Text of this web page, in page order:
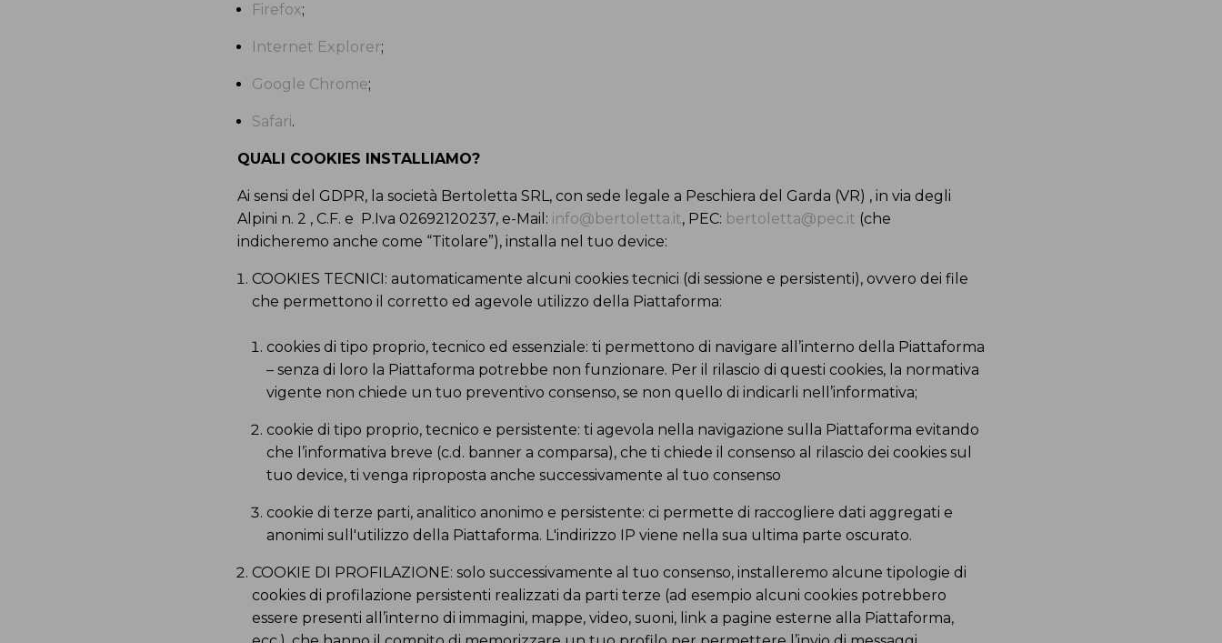
Firefox;
Internet Explorer;
Google Chrome;
Safari.
QUALI COOKIES INSTALLIAMO?
Ai sensi del GDPR, la società Bertoletta SRL, con sede legale a Peschiera del Garda (VR) , in via degli
Alpini n. 2 , C.F. e P.Iva 02692120237, e-Mail: info@bertoletta.it, PEC: bertoletta@pec.it (che
indicheremo anche come “Titolare”), installa nel tuo device:
COOKIES TECNICI: automaticamente alcuni cookies tecnici (di sessione e persistenti), ovvero dei file
che permettono il corretto ed agevole utilizzo della Piattaforma:
cookies di tipo proprio, tecnico ed essenziale: ti permettono di navigare all’interno della Piattaforma
– senza di loro la Piattaforma potrebbe non funzionare. Per il rilascio di questi cookies, la normativa
vigente non chiede un tuo preventivo consenso, se non quello di indicarli nell’informativa;
cookie di tipo proprio, tecnico e persistente: ti agevola nella navigazione sulla Piattaforma evitando
che l’informativa breve (c.d. banner a comparsa), che ti chiede il consenso al rilascio dei cookies sul
tuo device, ti venga riproposta anche successivamente al tuo consenso
cookie di terze parti, analitico anonimo e persistente: ci permette di raccogliere dati aggregati e
anonimi sull'utilizzo della Piattaforma. L'indirizzo IP viene nella sua ultima parte oscurato.
COOKIE DI PROFILAZIONE: solo successivamente al tuo consenso, installeremo alcune tipologie di
cookies di profilazione persistenti realizzati da parti terze (ad esempio alcuni cookies potrebbero
essere presenti all’interno di immagini, mappe, video, suoni, link a pagine esterne alla Piattaforma,